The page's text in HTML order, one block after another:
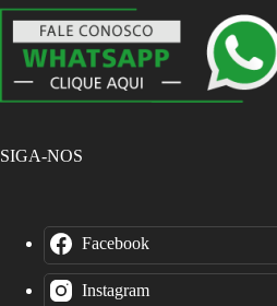
SIGA-NOS
Facebook
Instagram